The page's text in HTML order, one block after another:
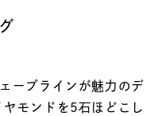
ーブラインが魅力のデ
モンドを5石ほどこし